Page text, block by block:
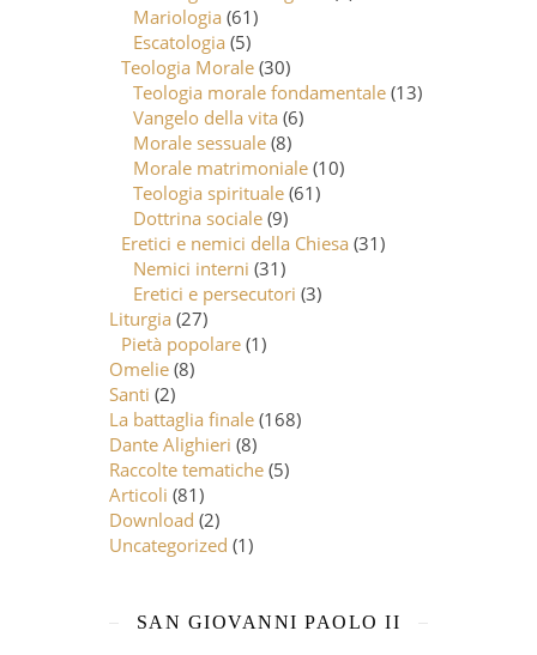
Mariologia (61)
Escatologia (5)
Teologia Morale (30)
Teologia morale fondamentale (13)
Vangelo della vita (6)
Morale sessuale (8)
Morale matrimoniale (10)
Teologia spirituale (61)
Dottrina sociale (9)
Eretici e nemici della Chiesa (31)
Nemici interni (31)
Eretici e persecutori (3)
Liturgia (27)
Pietà popolare (1)
Omelie (8)
Santi (2)
La battaglia finale (168)
Dante Alighieri (8)
Raccolte tematiche (5)
Articoli (81)
Download (2)
Uncategorized (1)
SAN GIOVANNI PAOLO II